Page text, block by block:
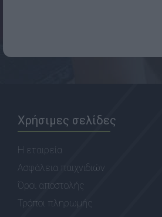
Χρήσιμες σελίδες
Η εταιρεία
Ασφάλεια παιχνιδιών
Όροι αποστολής
Τρόποι πληρωμής